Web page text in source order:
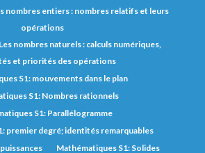
nombres entiers : nombres relatifs et leurs
opérations
nombres naturels : calculs numériques,
et priorités des opérations
S1: mouvements dans le plan
S1: Nombres rationnels
S1: Parallélogramme
premier degré; identités remarquables
Mathématiques S1: Solides